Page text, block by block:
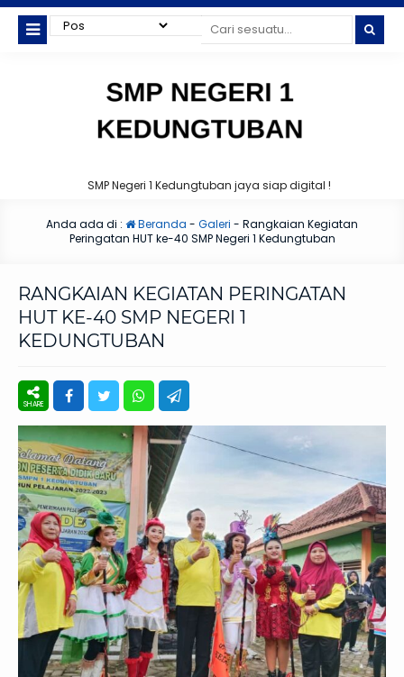
SMP Negeri 1 Kedungtuban jaya siap digital !
Anda ada di : Beranda - Galeri - Rangkaian Kegiatan
Peringatan HUT ke-40 SMP Negeri 1 Kedungtuban
RANGKAIAN KEGIATAN PERINGATAN
HUT KE-40 SMP NEGERI 1
KEDUNGTUBAN